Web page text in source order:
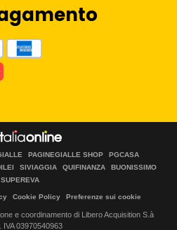
PAGINEGIALLE SHOP
PGCASA
SIVIAGGIA QUIFINANZA
BUONISSIMO
SUPEREVA
Cookie Policy Preferenze sui cookie
e coordinamento di Libero Acquisition S.à
IVA 03970540963